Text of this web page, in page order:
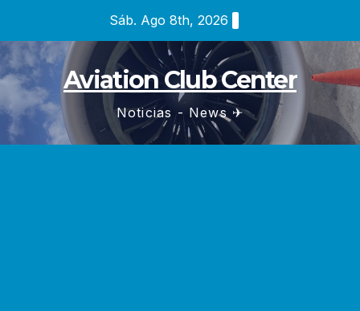
contenido
Sáb. Ago 8th, 2026
Aviation Club Center
Noticias - News ✈